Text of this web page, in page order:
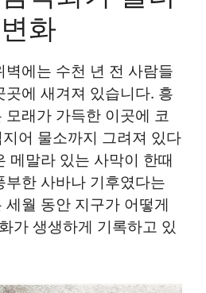
화
벽에는 수천 년 전 사람들
곳에 새겨져 있습니다. 흥
모래가 가득한 이곳에 코
어 물소까지 그려져 있다
메말라 있는 사막이 한때
부한 사바나 기후였다는
세월 동안 지구가 어떻게
가 생생하게 기록하고 있